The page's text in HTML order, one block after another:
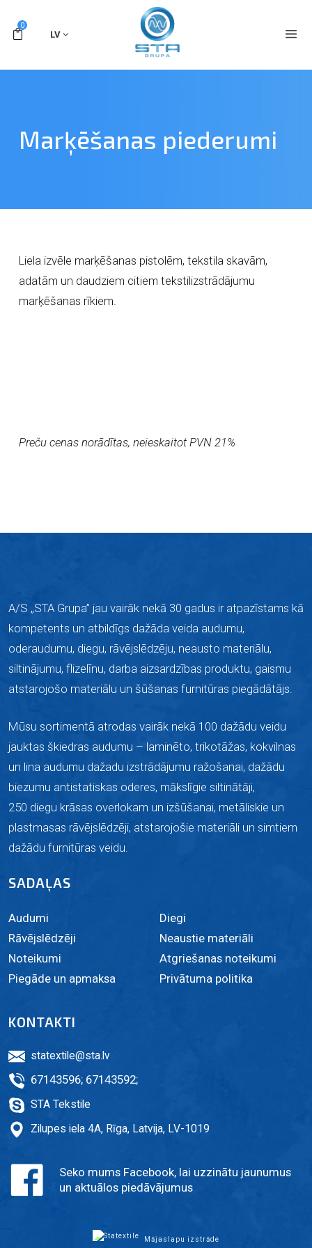
0
LV
Marķēšanas piederumi
Liela izvēle marķēšanas pistolēm, tekstila skavām,
adatām un daudziem citiem tekstilizstrādājumu
marķēšanas rīkiem.
Preču cenas norādītas, neieskaitot PVN 21%
A/S „STA Grupa” jau vairāk nekā 30 gadus ir atpazīstams kā
kompetents un atbildīgs dažāda veida audumu,
oderaudumu, diegu, rāvējslēdzēju, neausto materiālu,
siltinājumu, flizelīnu, darba aizsardzības produktu, gaismu
atstarojošo materiālu un šūšanas furnitūras piegādātājs.
Mūsu sortimentā atrodas vairāk nekā 100 dažādu veidu
jauktas škiedras audumu – laminēto, trikotāžas, kokvilnas
un lina audumu dažadu izstrādājumu ražošanai, dažādu
biezumu antistatiskas oderes, mākslīgie siltinātāji,
250 diegu krāsas overlokam un izšūšanai, metāliskie un
plastmasas rāvējslēdzēji, atstarojošie materiāli un simtiem
dažādu furnitūras veidu.
SADAĻAS
Audumi
Diegi
Rāvējslēdzēji
Neaustie materiāli
Noteikumi
Atgriešanas noteikumi
Piegāde un apmaksa
Privātuma politika
KONTAKTI
statextile@sta.lv
67143596; 67143592;
STA Tekstile
Zilupes iela 4A, Rīga, Latvija, LV-1019
Seko mums Facebook, lai uzzinātu jaunumus
un aktuālos piedāvājumus
Mājaslapu izstrāde